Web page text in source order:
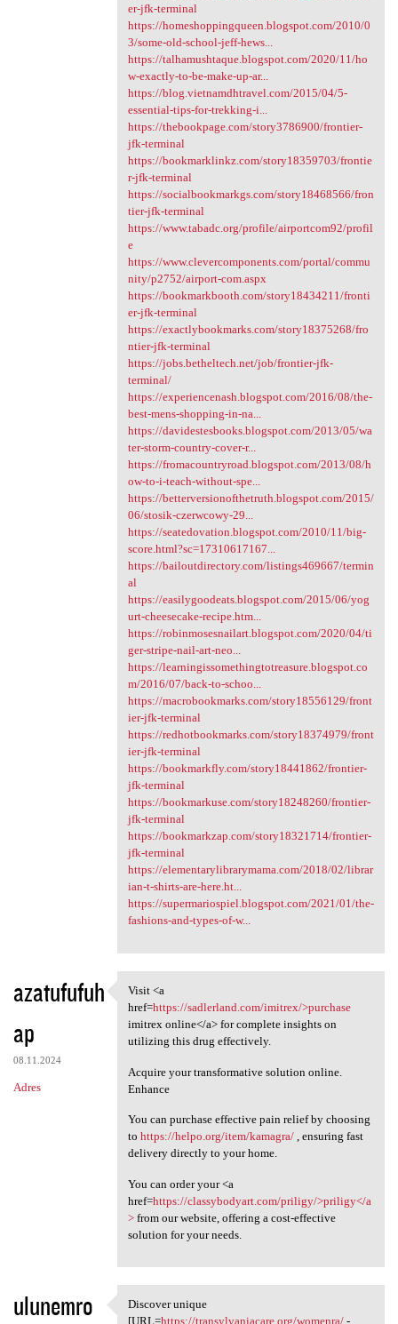
er-jfk-terminal
https://homeshoppingqueen.blogspot.com/2010/0
3/some-old-school-jeff-hews...
https://talhamushtaque.blogspot.com/2020/11/ho
w-exactly-to-be-make-up-ar...
https://blog.vietnamdhtravel.com/2015/04/5-
essential-tips-for-trekking-i...
https://thebookpage.com/story3786900/frontier-
jfk-terminal
https://bookmarklinkz.com/story18359703/frontie
r-jfk-terminal
https://socialbookmarkgs.com/story18468566/fron
tier-jfk-terminal
https://www.tabadc.org/profile/airportcom92/profil
e
https://www.clevercomponents.com/portal/commu
nity/p2752/airport-com.aspx
https://bookmarkbooth.com/story18434211/fronti
er-jfk-terminal
https://exactlybookmarks.com/story18375268/fro
ntier-jfk-terminal
https://jobs.betheltech.net/job/frontier-jfk-
terminal/
https://experiencenash.blogspot.com/2016/08/the-
best-mens-shopping-in-na...
https://davidestesbooks.blogspot.com/2013/05/wa
ter-storm-country-cover-r...
https://fromacountryroad.blogspot.com/2013/08/h
ow-to-i-teach-without-spe...
https://betterversionofthetruth.blogspot.com/2015/
06/stosik-czerwcowy-29...
https://seatedovation.blogspot.com/2010/11/big-
score.html?sc=17310617167...
https://bailoutdirectory.com/listings469667/termin
al
https://easilygoodeats.blogspot.com/2015/06/yog
urt-cheesecake-recipe.htm...
https://robinmosesnailart.blogspot.com/2020/04/ti
ger-stripe-nail-art-neo...
https://learningissomethingtotreasure.blogspot.co
m/2016/07/back-to-schoo...
https://macrobookmarks.com/story18556129/front
ier-jfk-terminal
https://redhotbookmarks.com/story18374979/front
ier-jfk-terminal
https://bookmarkfly.com/story18441862/frontier-
jfk-terminal
https://bookmarkuse.com/story18248260/frontier-
jfk-terminal
https://bookmarkzap.com/story18321714/frontier-
jfk-terminal
https://elementarylibrarymama.com/2018/02/librar
ian-t-shirts-are-here.ht...
https://supermariospiel.blogspot.com/2021/01/the-
fashions-and-types-of-w...
azatufufuh
ap
08.11.2024
Adres
Visit <a href=https:/
Visit <a
href=https://sadlerland.com/imitrex/>purchase
imitrex online</a> for complete insights on
utilizing this drug effectively.
Acquire your transformative solution online.
Enhance
You can purchase effective pain relief by choosing
to https://helpo.org/item/kamagra/, ensuring fast
delivery directly to your home.
You can order your <a
href=https://classybodyart.com/priligy/>priligy</a
>from our website, offering a cost-effective
solution for your needs.
ulunemro Discover unique [URL=https:/
Discover unique
[URL=https://transylvaniacare.org/womenra/-